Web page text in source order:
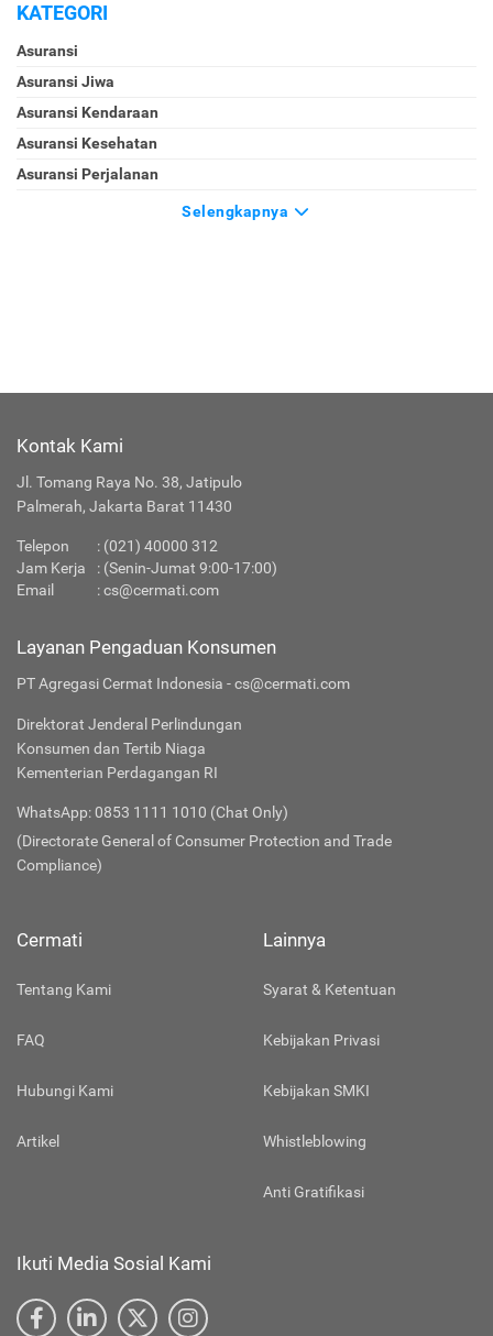
KATEGORI
Asuransi
Asuransi Jiwa
Asuransi Kendaraan
Asuransi Kesehatan
Asuransi Perjalanan
Selengkapnya
Kontak Kami
Jl. Tomang Raya No. 38, Jatipulo
Palmerah, Jakarta Barat 11430
Telepon : (021) 40000 312
Jam Kerja
: (Senin-Jumat 9:00-17:00)
Email
:cs@cermati.com
Layanan Pengaduan Konsumen
PT Agregasi Cermat Indonesia - cs@cermati.com
Direktorat Jenderal Perlindungan
Konsumen dan Tertib Niaga
Kementerian Perdagangan RI
WhatsApp: 0853 1111 1010 (Chat Only)
(Directorate General of Consumer Protection and Trade
Compliance)
Cermati
Tentang Kami
FAQ
Hubungi Kami
Artikel
Lainnya
Syarat & Ketentuan
Kebijakan Privasi
Kebijakan SMKI
Whistleblowing
Anti Gratifikasi
Ikuti Media Sosial Kami